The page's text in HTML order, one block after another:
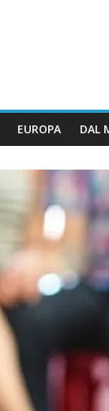
EUROPA DAL